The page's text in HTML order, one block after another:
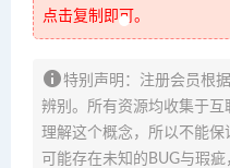
点击复制即可。
特别声明：注册会员根
辨别。所有资源均收集于
理解这个概念，所以不能
可能存在未知的BUG与瑕